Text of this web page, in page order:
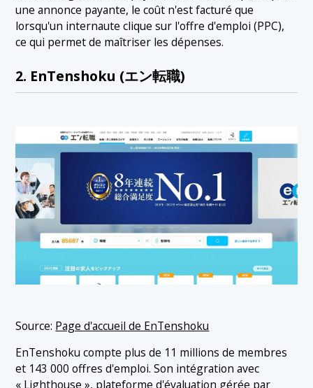
une annonce payante, le coût n'est facturé que
lorsqu'un internaute clique sur l'offre d'emploi (PPC),
ce qui permet de maîtriser les dépenses.
2. EnTenshoku (エン転職)
Source: Page d'accueil de EnTenshoku
EnTenshoku compte plus de 11 millions de membres
et 143 000 offres d'emploi. Son intégration avec
« Lighthouse », plateforme d'évaluation gérée par